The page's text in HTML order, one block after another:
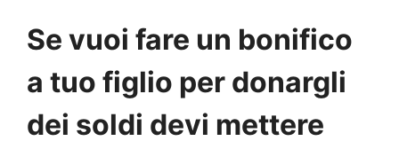
Se vuoi fare un bonifico
a tuo figlio per donargli
dei soldi devi mettere